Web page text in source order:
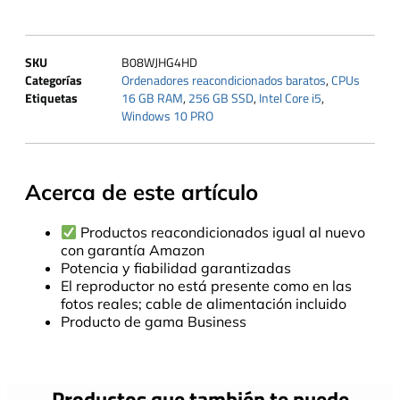
SKU
B08WJHG4HD
Categorías
Ordenadores reacondicionados baratos,CPUs
Etiquetas
16 GB RAM,256 GB SSD,Intel Core i5,
Windows 10 PRO
Acerca de este artículo
Productos reacondicionados igual al nuevo
con garantía Amazon
Potencia y fiabilidad garantizadas
El reproductor no está presente como en las
fotos reales; cable de alimentación incluido
Producto de gama Business